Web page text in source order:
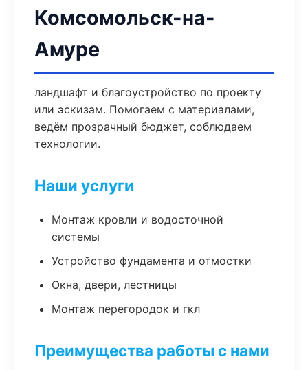
Комсомольск-на-
Амуре
ландшафт и благоустройство по проекту
или эскизам. Помогаем с материалами,
ведём прозрачный бюджет, соблюдаем
технологии.
Наши услуги
Монтаж кровли и водосточной
системы
Устройство фундамента и отмостки
Окна, двери, лестницы
Монтаж перегородок и гкл
Преимущества работы с нами